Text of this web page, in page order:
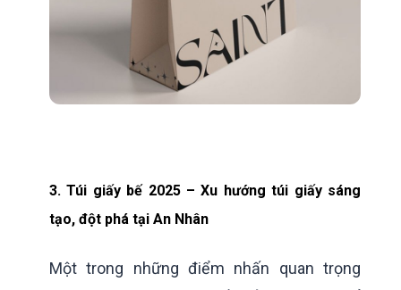
3. Túi giấy bế 2025 – Xu hướng túi giấy sáng
tạo, đột phá tại An Nhân
Một trong những điểm nhấn quan trọng